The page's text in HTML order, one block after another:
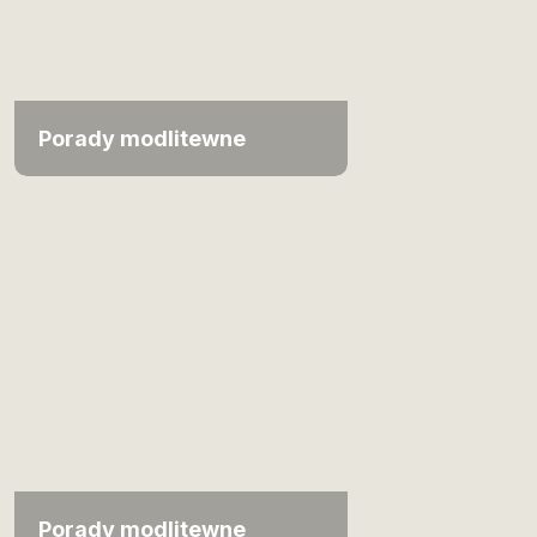
Porady modlitewne
Porady modlitewne